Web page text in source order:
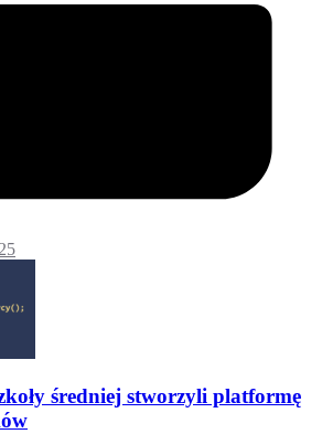
średniej stworzyli platformę